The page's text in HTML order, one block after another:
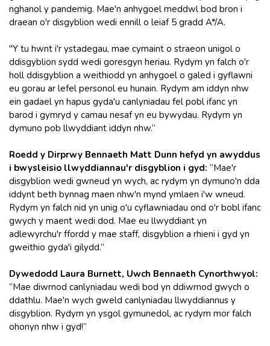
nghanol y pandemig. Mae'n anhygoel meddwl bod bron i
draean o'r disgyblion wedi ennill o leiaf 5 gradd A*/A.
"Y tu hwnt i'r ystadegau, mae cymaint o straeon unigol o
ddisgyblion sydd wedi goresgyn heriau. Rydym yn falch o'r
holl ddisgyblion a weithiodd yn anhygoel o galed i gyflawni
eu gorau ar lefel personol eu hunain. Rydym am iddyn nhw
ein gadael yn hapus gyda'u canlyniadau fel pobl ifanc yn
barod i gymryd y camau nesaf yn eu bywydau. Rydym yn
dymuno pob llwyddiant iddyn nhw.”
Roedd y Dirprwy Bennaeth Matt Dunn hefyd yn awyddus
i bwysleisio llwyddiannau'r disgyblion i gyd: “Mae'r
disgyblion wedi gwneud yn wych, ac rydym yn dymuno'n dda
iddynt beth bynnag maen nhw'n mynd ymlaen i'w wneud.
Rydym yn falch nid yn unig o'u cyflawniadau ond o'r bobl ifanc
gwych y maent wedi dod. Mae eu llwyddiant yn
adlewyrchu'r ffordd y mae staff, disgyblion a rhieni i gyd yn
gweithio gyda'i gilydd.”
Dywedodd Laura Burnett, Uwch Bennaeth Cynorthwyol:
“Mae diwrnod canlyniadau wedi bod yn ddiwrnod gwych o
ddathlu. Mae'n wych gweld canlyniadau llwyddiannus y
disgyblion. Rydym yn ysgol gymunedol, ac rydym mor falch
ohonyn nhw i gyd!”